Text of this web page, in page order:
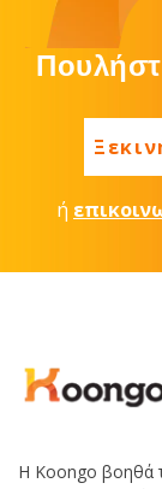
ή
Η Koongo βοηθά